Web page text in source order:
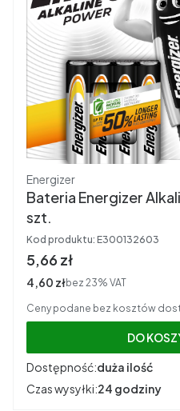
Producent
Energizer
Bateria Energizer
szt.
Kod produktu: E300132603
Cena brutto
5,66 zł
Cena netto
4,60 złbez 23% VAT
Ceny podane bez kosztów
DO
Dostępność:duża ilość
Czas wysyłki:24 godziny